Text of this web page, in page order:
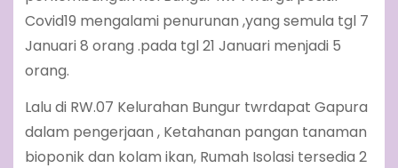
Covid19 mengalami penurunan ,yang semula tgl 7
Januari 8 orang .pada tgl 21 Januari menjadi 5
orang.
Lalu di RW.07 Kelurahan Bungur twrdapat Gapura
dalam pengerjaan , Ketahanan pangan tanaman
bioponik dan kolam ikan, Rumah Isolasi tersedia 2